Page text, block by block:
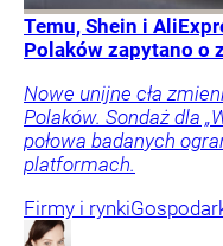
Temu, Shein i
Polaków zapytano o
Nowe unijne cła
Polaków. Sondaż dla
połowa badanych
platformach.
Firmy i rynki